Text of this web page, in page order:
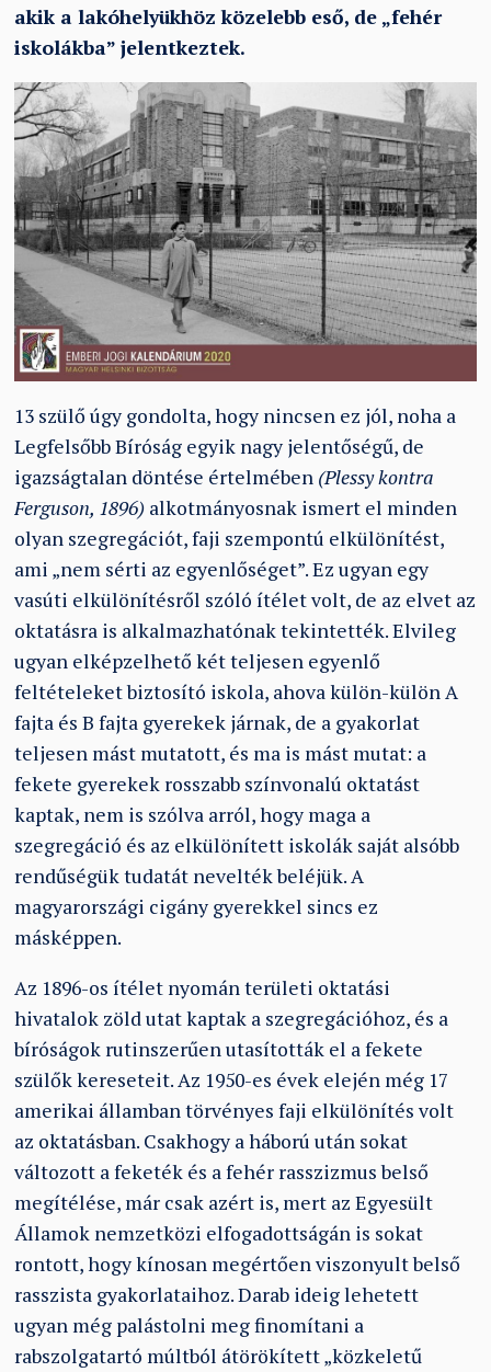
akik a lakóhelyükhöz közelebb eső, de „fehér
iskolákba” jelentkeztek.
13 szülő úgy gondolta, hogy nincsen ez jól, noha a
Legfelsőbb Bíróság egyik nagy jelentőségű, de
igazságtalan döntése értelmében (Plessy kontra
Ferguson, 1896) alkotmányosnak ismert el minden
olyan szegregációt, faji szempontú elkülönítést,
ami „nem sérti az egyenlőséget”. Ez ugyan egy
vasúti elkülönítésről szóló ítélet volt, de az elvet az
oktatásra is alkalmazhatónak tekintették. Elvileg
ugyan elképzelhető két teljesen egyenlő
feltételeket biztosító iskola, ahova külön-külön A
fajta és B fajta gyerekek járnak, de a gyakorlat
teljesen mást mutatott, és ma is mást mutat: a
fekete gyerekek rosszabb színvonalú oktatást
kaptak, nem is szólva arról, hogy maga a
szegregáció és az elkülönített iskolák saját alsóbb
rendűségük tudatát nevelték beléjük. A
magyarországi cigány gyerekkel sincs ez
másképpen.
Az 1896-os ítélet nyomán területi oktatási
hivatalok zöld utat kaptak a szegregációhoz, és a
bíróságok rutinszerűen utasították el a fekete
szülők kereseteit. Az 1950-es évek elején még 17
amerikai államban törvényes faji elkülönítés volt
az oktatásban. Csakhogy a háború után sokat
változott a feketék és a fehér rasszizmus belső
megítélése, már csak azért is, mert az Egyesült
Államok nemzetközi elfogadottságán is sokat
rontott, hogy kínosan megértően viszonyult belső
rasszista gyakorlataihoz. Darab ideig lehetett
ugyan még palástolni meg finomítani a
rabszolgatartó múltból átörökített „közkeletű